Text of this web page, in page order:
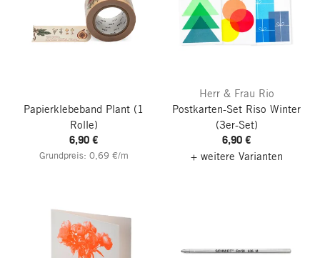
Papierklebeband Plant (1
Rolle)
6,90 €
Grundpreis: 0,69 €/m
Herr & Frau Rio
Postkarten-Set Riso Winter
(3er-Set)
6,90 €
+ weitere Varianten